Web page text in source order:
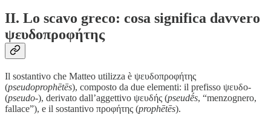
II. Lo scavo greco: cosa significa davvero
ψευδοπροφήτης
Il sostantivo che Matteo utilizza è ψευδοπροφήτης
(pseudoprophētēs), composto da due elementi: il prefisso ψευδο-
(pseudo-), derivato dall’aggettivo ψευδής (pseudḗs, “menzognero,
fallace”), e il sostantivo προφήτης (prophētēs).